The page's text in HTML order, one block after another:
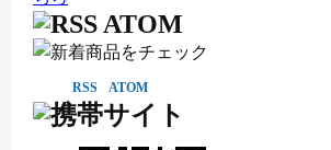
RSS ATOM